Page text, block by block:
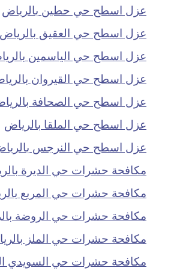
عزل اسطح حي حطين بالرياض
عزل اسطح حي العقيق بالرياض
عزل اسطح حي الياسمين
عزل اسطح حي القيروان
عزل اسطح حي الصحافة
عزل اسطح حي الملقا بالرياض
عزل اسطح حي النرجس
مكافحة حشرات حي الديرة
مكافحة حشرات حي المربع
مكافحة حشرات حي الروضة
مكافحة حشرات حي الملز
مكافحة حشرات حي السويدي